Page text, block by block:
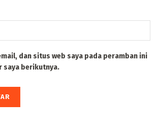
dan situs web saya pada peramban ini
saya berikutnya.